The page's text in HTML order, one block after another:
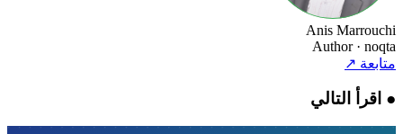
Anis Marrouchi
Author · noqta
متابعة↗
●اقرأ التالي